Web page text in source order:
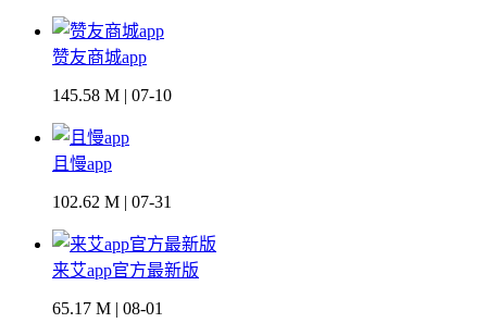
赞友商城app
145.58 M | 07-10
且慢app
102.62 M | 07-31
来艾app官方最新版
65.17 M | 08-01